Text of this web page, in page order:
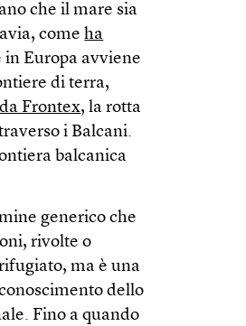
che il mare sia
comeha
in Europa avviene
di terra,
Frontex, la rotta
i Balcani.
balcanica
generico che
rivolte o
ma è una
dello
Fino a quando